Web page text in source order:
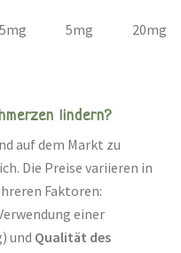
5mg 5mg 20mg
lindern?
auf dem Markt zu
Die Preise variieren in
Faktoren:
einer
und Qualität des